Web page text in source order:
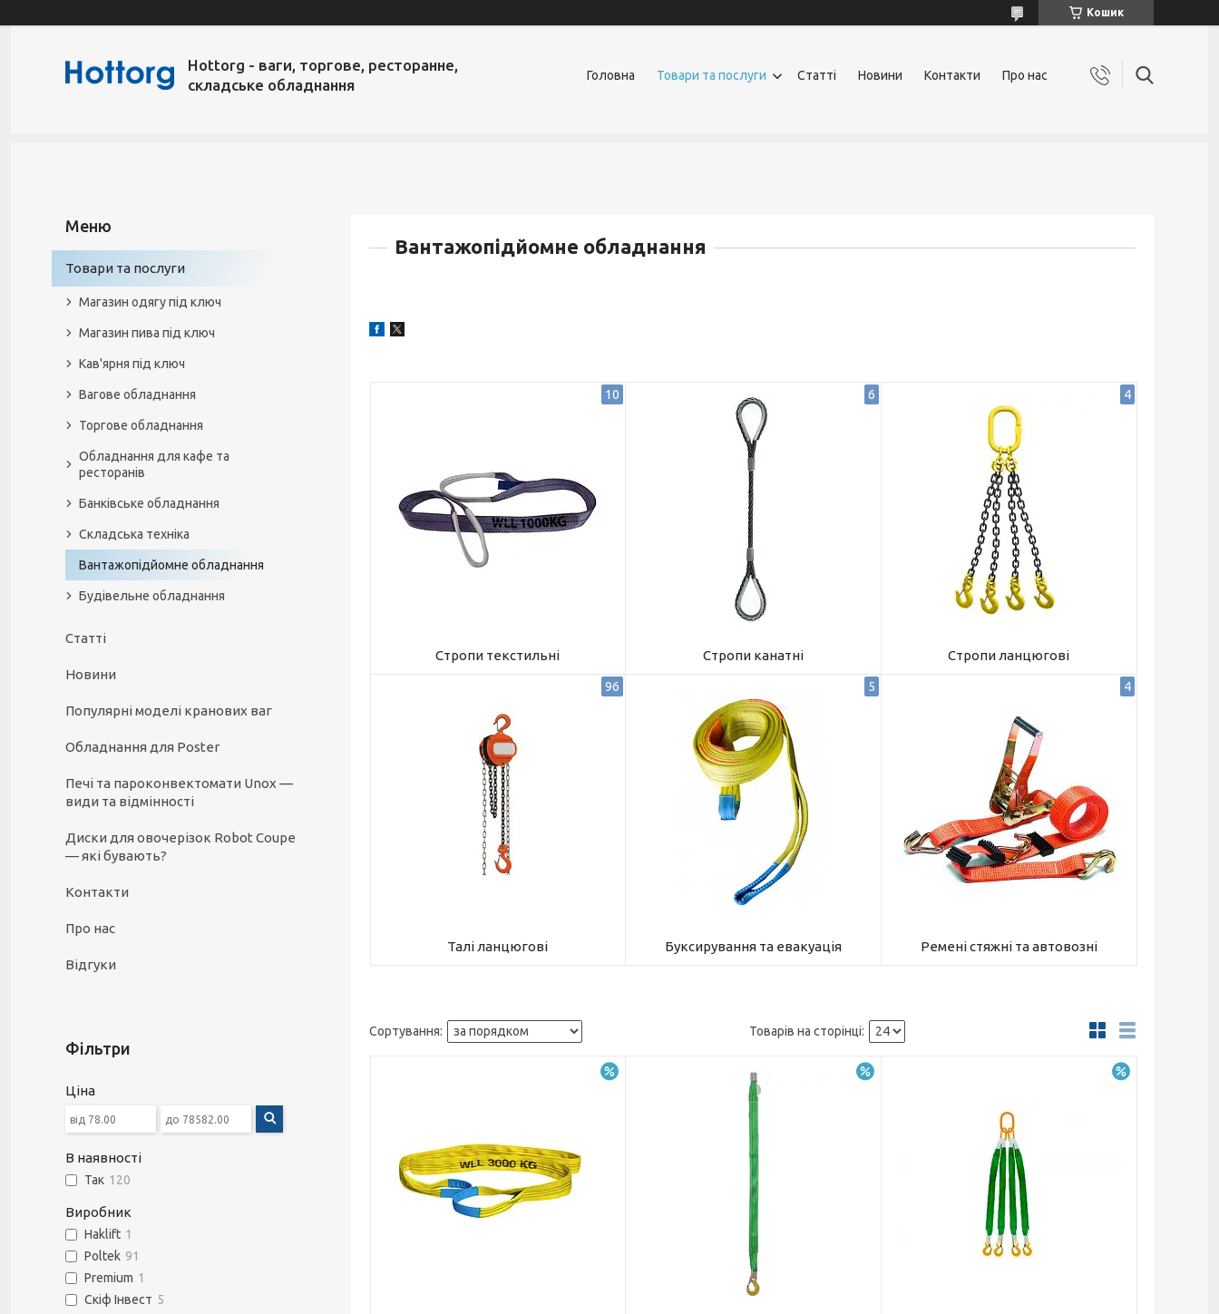
Кошик
Hottorg - ваги, торгове, ресторанне,
складське обладнання
Головна Товари та послуги Статті Новини Контакти Про нас
Вантажопідйомне обладнання
10
Стропи текстильні
6
Стропи канатні
4
Стропи ланцюгові
96
Талі ланцюгові
5
Буксирування та евакуація
4
Ремені стяжні та автовозні
Товари та послуги
Магазин одягу під ключ
Магазин пива під ключ
Кав'ярня під ключ
Вагове обладнання
Торгове обладнання
Обладнання для кафе та
ресторанів
Банківське обладнання
Складська техніка
Вантажопідйомне обладнання
Будівельне обладнання
Статті
Новини
Популярні моделі кранових ваг
Обладнання для Poster
Печі та пароконвектомати Unox —
види та відмінності
Диски для овочерізок Robot Coupe
— які бувають?
Контакти
Про нас
Відгуки
Фільтри
Ціна
В наявності
Так 120
Виробник
Haklift 1
Poltek 91
Premium 1
Скіф Інвест 5